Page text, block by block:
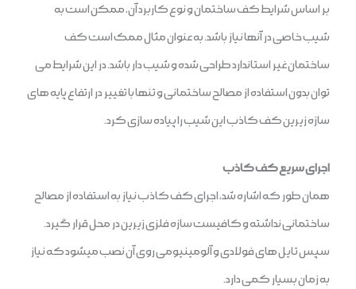
بر اساس شرایط کف ساختمان و نوع کاربرد آن، ممکن است به
شیب خاصی در آنها نیاز باشد. به عنوان مثال ممک است کف
ساختمان غیر استاندارد طراحی شده و شیب دار باشد. در این شرایط می
توان بدون استفاده از مصالح ساختمانی و تنها با تغییر در ارتفاع پایه های
سازه زیرین کف کاذب این شیب را پیاده سازی کرد.
اجرای سریع کف کاذب
همان طور که اشاره شد، اجرای کف کاذب نیاز به استفاده از مصالح
ساختمانی نداشته و کافیست سازه فلزی زیرین در محل قرار گیرد.
سپس تایل های فولادی و آلومینیومی روی آن نصب میشود که نیاز
به زمان بسیار کمی دارد.